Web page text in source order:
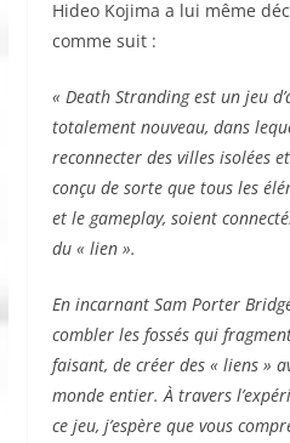
Hideo Kojima a lui même
comme suit :
« Death Stranding est un jeu
totalement nouveau, dans
reconnecter des villes isolées
conçu de sorte que tous les
et le gameplay, soient
du « lien ».
En incarnant Sam Porter
combler les fossés qui
faisant, de créer des « liens »
monde entier. À travers
ce jeu, j’espère que vous